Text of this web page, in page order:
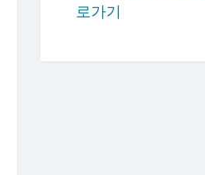
로가기